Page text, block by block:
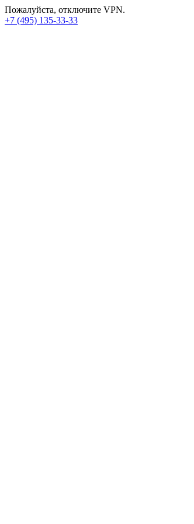
Пожалуйста, отключите VPN.
+7 (495) 135-33-33